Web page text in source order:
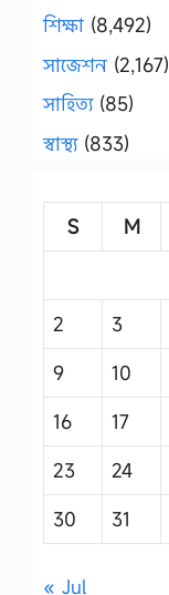
শিক্ষা (8,492)
সাজেশন (2,167)
সাহিত্য(85)
স্বাস্থ্য(833)
S
M
2
3
9
10
16
17
23
24
30
31
« Jul